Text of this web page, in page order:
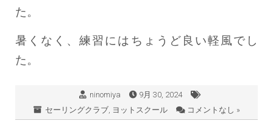
た。
暑くなく、練習にはちょうど良い軽風でし
た。
ninomiya
9月 30, 2024
セーリングクラブ, ヨットスクール コメントなし »